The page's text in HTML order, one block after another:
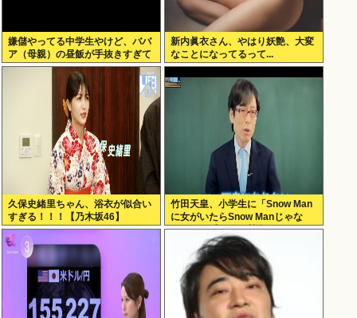
嫌儲やってる中学生やけど、ババ
ア（母親）の昼飯が手抜きすぎて
キレそう
新内眞衣さん、やはり妖艶、大変
なことになってるって...
久保史緒里ちゃん、浴衣が似合い
すぎる！！！【乃木坂46】
竹田天皇、小学生に「Snow Man
に女がいたらSnow Manじゃな
い」で男系天皇を熱弁www